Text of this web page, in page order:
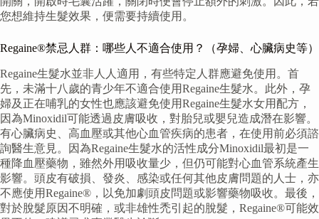
您想維持生髮效果，便需要持續使用。
Regaine®禁忌人群：哪些人不適合使用？（孕婦、心臟病史等）
Regaine生髮水並非人人適用，有些特定人群應避免使用。首
先，未滿十八歲的青少年不適合使用Regaine生髮水。此外，孕
婦及正在哺乳的女性也應該避免使用Regaine生髮水女用配方，
因為Minoxidil可能透過皮膚吸收，對胎兒或嬰兒造成潛在影響。
有心臟病史、高血壓或其他心血管疾病的患者，在使用前必須諮
詢醫生意見。因為Regaine生髮水的活性成分Minoxidil最初是一
種降血壓藥物，雖然外用吸收量少，但仍可能對心血管系統產生
影響。頭皮有破損、發炎、感染或任何其他皮膚問題的人士，亦
不應使用Regaine®，以免加劇頭皮問題或影響藥物吸收。最後，
對於脫髮原因不明確，或非雄性禿引起的脫髮，Regaine®可能效